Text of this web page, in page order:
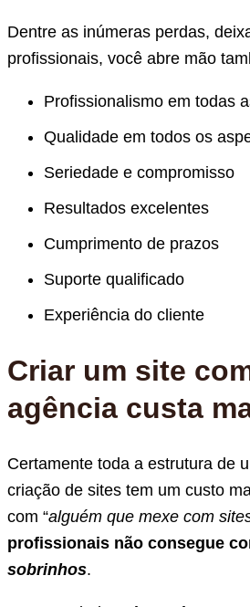
Dentre as inúmeras perdas,
profissionais, você abre mão
Profissionalismo em todas
Qualidade em todos os
Seriedade e compromisso
Resultados excelentes
Cumprimento de prazos
Suporte qualificado
Experiência do cliente
Criar um site
agência custa
Certamente toda a estrutura de
criação de sites tem um custo
com “alguém que mexe com
profissionais não consegue
sobrinhos.